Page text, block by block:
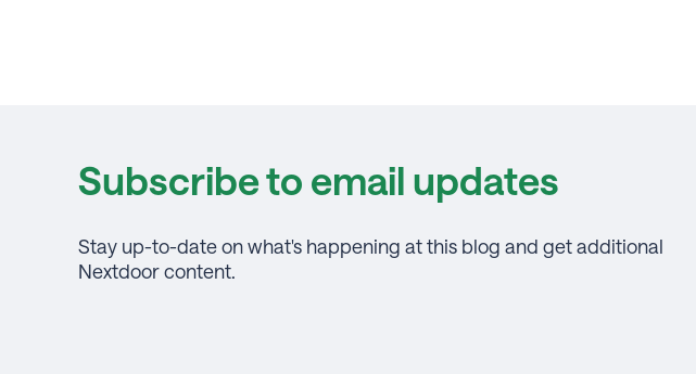
Subscribe to email updates
Stay up-to-date on what's happening at this blog and get additional
Nextdoor content.